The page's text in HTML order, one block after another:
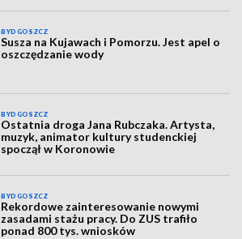
BYDGOSZCZ
Susza na Kujawach i Pomorzu. Jest apel o
oszczędzanie wody
BYDGOSZCZ
Ostatnia droga Jana Rubczaka. Artysta,
muzyk, animator kultury studenckiej
spoczął w Koronowie
BYDGOSZCZ
Rekordowe zainteresowanie nowymi
zasadami stażu pracy. Do ZUS trafiło
ponad 800 tys. wniosków